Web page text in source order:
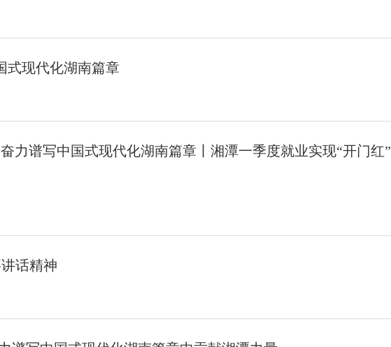
式现代化湖南篇章
力谱写中国式现代化湖南篇章丨湘潭一季度就业实现“开门红”
话精神